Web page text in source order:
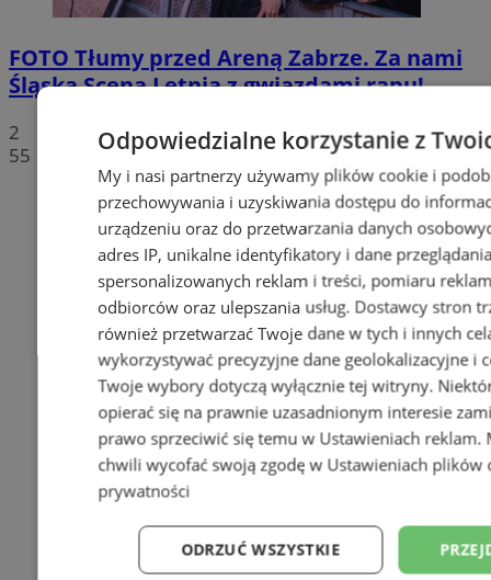
FOTO Tłumy przed Areną Zabrze. Za nami
Śląska Scena Letnia z gwiazdami rapu!
2
55
Odpowiedzialne korzystanie z
My i nasi partnerzy używamy plików cookie i
przechowywania i uzyskiwania dostępu do
urządzeniu oraz do przetwarzania danych
adres IP, unikalne identyfikatory i dane
spersonalizowanych reklam i treści, pomiaru
odbiorców oraz ulepszania usług. Dostawcy stron
również przetwarzać Twoje dane w tych i innych
wykorzystywać precyzyjne dane geolokalizacyjne i
Twoje wybory dotyczą wyłącznie tej witryny.
opierać się na prawnie uzasadnionym interesie
prawo sprzeciwić się temu w Ustawieniach reklam.
chwili wycofać swoją zgodę w Ustawieniach plików
prywatności
ODRZUĆ WSZYSTKIE